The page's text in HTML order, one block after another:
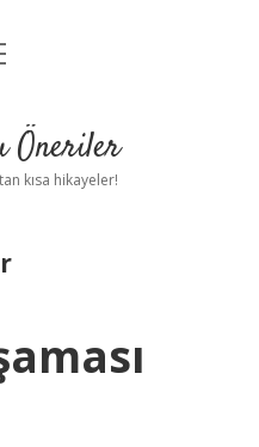
Öneriler
kısa hikayeler!